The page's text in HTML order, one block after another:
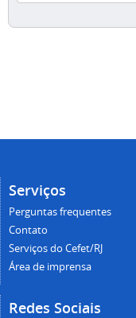
Serviços
Perguntas frequentes
Contato
Serviços do Cefet/RJ
Área de imprensa
Redes Sociais